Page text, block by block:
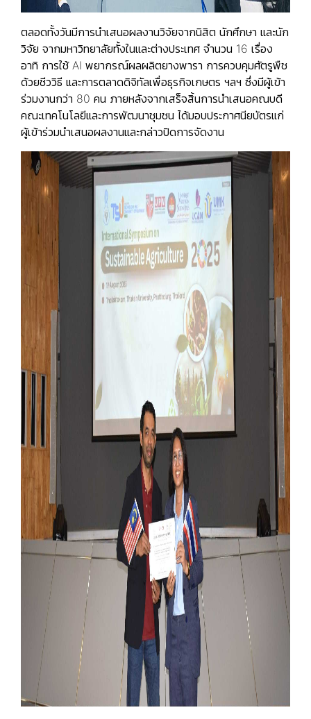
ตลอดทั้งวันมีการนำเสนอผลงานวิจัยจากนิสิต นักศึกษา และนัก
วิจัย จากมหาวิทยาลัยทั้งในและต่างประเทศ จำนวน 16 เรื่อง
อาทิ การใช้ AI พยากรณ์ผลผลิตยางพารา การควบคุมศัตรูพืช
ด้วยชีววิธี และการตลาดดิจิทัลเพื่อธุรกิจเกษตร ฯลฯ ซึ่งมีผู้เข้า
ร่วมงานกว่า 80 คน ภายหลังจากเสร็จสิ้นการนำเสนอคณบดี
คณะเทคโนโลยีและการพัฒนาชุมชน ได้มอบประกาศนียบัตรแก่
ผู้เข้าร่วมนำเสนอผลงานและกล่าวปิดการจัดงาน